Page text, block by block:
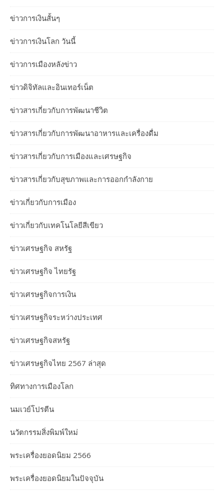
ข่าวการเงินสั้นๆ
ข่าวการเงินโลก วันนี้
ข่าวการเมืองหลังข่าว
ข่าวดิจิทัลและอินเทอร์เน็ต
ข่าวสารเกี่ยวกับการพัฒนาชีวิต
ข่าวสารเกี่ยวกับการพัฒนาอาหารและเครื่องดื่ม
ข่าวสารเกี่ยวกับการเมืองและเศรษฐกิจ
ข่าวสารเกี่ยวกับสุขภาพและการออกกำลังกาย
ข่าวเกี่ยวกับการเมือง
ข่าวเกี่ยวกับเทคโนโลยีสีเขียว
ข่าวเศรษฐกิจ สหรัฐ
ข่าวเศรษฐกิจ ไทยรัฐ
ข่าวเศรษฐกิจการเงิน
ข่าวเศรษฐกิจระหว่างประเทศ
ข่าวเศรษฐกิจสหรัฐ
ข่าวเศรษฐกิจไทย 2567 ล่าสุด
ทิศทางการเมืองโลก
นมเวย์โปรตีน
นวัตกรรมสิ่งพิมพ์ใหม่
พระเครื่องยอดนิยม 2566
พระเครื่องยอดนิยมในปัจจุบัน